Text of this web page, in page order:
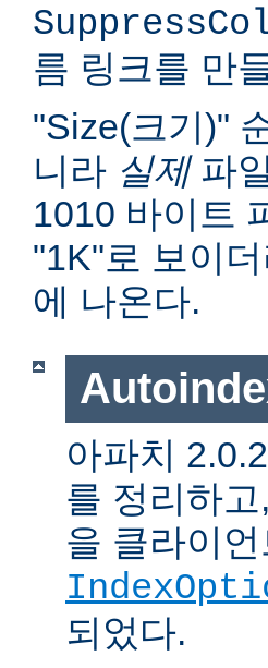
름 링크를 만
"Size(크기)"
니라 실제파
1010 바이트
"1K"로 보이
에 나온다.
아파치
를 정리하
을 클라이
되었다.